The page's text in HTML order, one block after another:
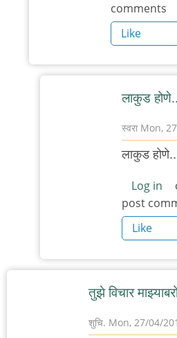
रिगरस
मंजे
सश्रम.
आपण
by
अजो१२३
comments
Like
लाकुड
स्वरा Mon,
reply
मग
रिगर
मॉर्टिस
म्हणजे
?
by
लाकुड
Log in
post
Like
तुझे विचार
शुचि. Mon, 27/04/